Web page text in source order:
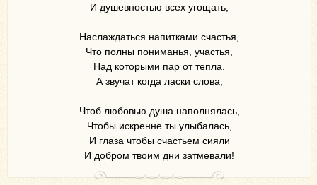
И душевностью всех угощать,
Наслаждаться напитками счастья,
Что полны пониманья, участья,
Над которыми пар от тепла.
А звучат когда ласки слова,
Чтоб любовью душа наполнялась,
Чтобы искренне ты улыбалась,
И глаза чтобы счастьем сияли
И добром твоим дни затмевали!